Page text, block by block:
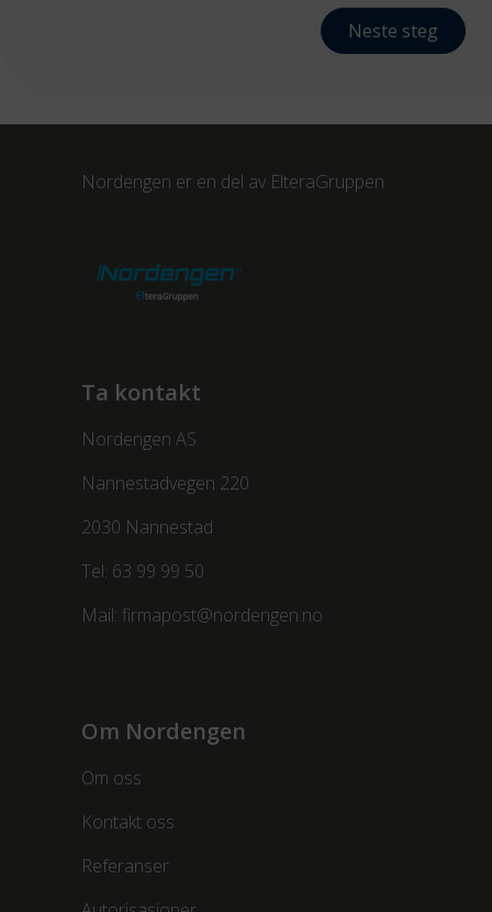
Neste steg
Nordengen er en del av ElteraGruppen
Ta kontakt
Nordengen AS
Nannestadvegen 220
2030 Nannestad
Tel: 63 99 99 50
Mail: firmapost@nordengen.no
Om Nordengen
Om oss
Kontakt oss
Referanser